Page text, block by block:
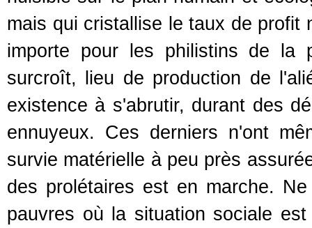
mais qui cristallise le taux de profit
importe pour les philistins de la
surcroît, lieu de production de
existence à s'abrutir, durant des
ennuyeux. Ces derniers n'ont
survie matérielle à peu près
des prolétaires est en marche.
pauvres où la situation sociale